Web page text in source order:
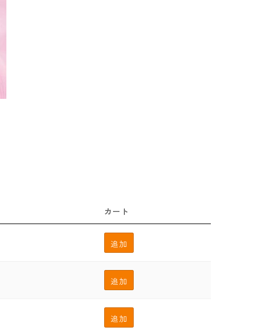
カート
追加
追加
追加